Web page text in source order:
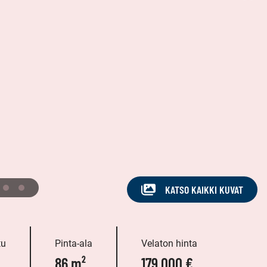
KATSO KAIKKI KUVAT
Pinta-ala
86 m²
Velaton hinta
179 000 €